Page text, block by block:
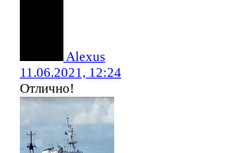
Alexus
11.06.2021, 12:24
Отлично!